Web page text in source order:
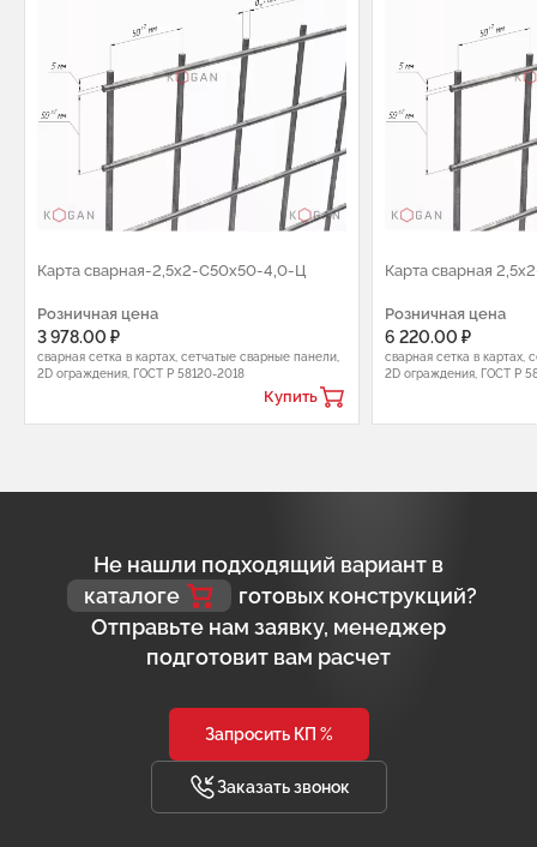
Карта сварная-2,5х2-С50х50-4,0-Ц
Розничная цена
3 978.00 ₽
сварная сетка в картах, сетчатые сварные панели,
2D ограждения, ГОСТ Р 58120-2018
Купить
Карта сварная
Розничная цена
6 220.00 ₽
сварная сетка в картах,
2D ограждения, ГОСТ Р
Не нашли подходящий вариант в
каталоге
готовых конструкций?
Отправьте нам заявку, менеджер
подготовит вам расчет
Запросить КП %
Заказать звонок